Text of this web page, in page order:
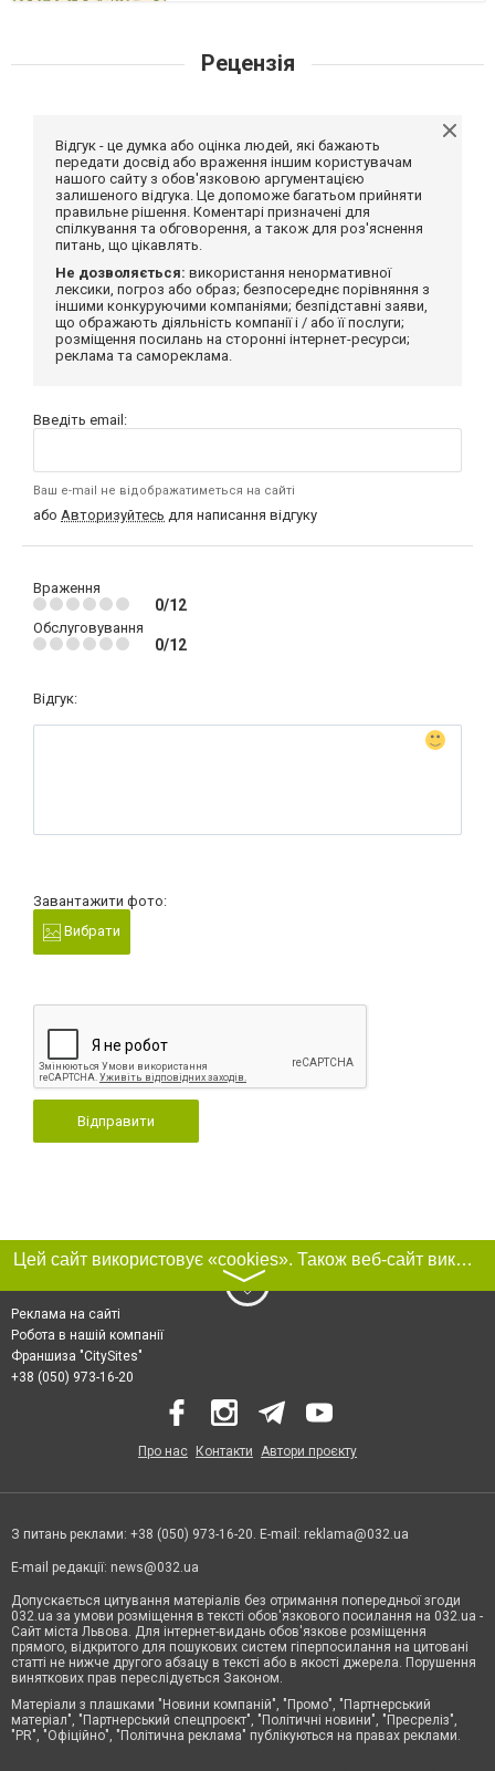
Рецензія
Відгук - це думка або оцінка людей, які бажають
передати досвід або враження іншим користувачам
нашого сайту з обов'язковою аргументацією
залишеного відгука. Це допоможе багатьом прийняти
правильне рішення. Коментарі призначені для
спілкування та обговорення, а також для роз'яснення
питань, що цікавлять.
Не дозволяється: використання ненормативної
лексики, погроз або образ; безпосереднє порівняння з
іншими конкуруючими компаніями; безпідставні заяви,
що ображають діяльність компанії і / або її послуги;
розміщення посилань на сторонні інтернет-ресурси;
реклама та самореклама.
Введіть email:
Ваш e-mail не відображатиметься на сайті
або Авторизуйтесь для написання відгуку
Враження
0/12
Обслуговування
0/12
Відгук:
Завантажити фото:
Вибрати
Відправити
Цей сайт використовує «cookies». Також веб-сайт використовує інтернет-сервіс для збору технічних даних стосовно відвідувачів з метою отримання маркетингової та статистичної інформації. Умови обробки даних відвідувачів сайту див.
〉
Реклама на сайті
Робота в нашій компанії
Франшиза "CitySites"
+38 (050) 973-16-20
Про нас Контакти Автори проєкту
З питань реклами: +38 (050) 973-16-20. E-mail: reklama@032.ua
E-mail редакції: news@032.ua
Допускається цитування матеріалів без отримання попередньої згоди
032.ua за умови розміщення в тексті обов'язкового посилання на 032.ua -
Сайт міста Львова. Для інтернет-видань обов'язкове розміщення
прямого, відкритого для пошукових систем гіперпосилання на цитовані
статті не нижче другого абзацу в тексті або в якості джерела. Порушення
виняткових прав переслідується Законом.
Матеріали з плашками "Новини компаній", "Промо", "Партнерський
матеріал", "Партнерський спецпроєкт", "Політичні новини", "Пресреліз",
"PR", "Офіційно", "Політична реклама" публікуються на правах реклами.